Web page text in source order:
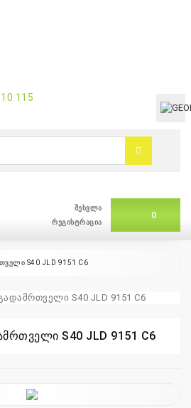
115
შესვლა
რეგისტრაცია
0
S40 JLD 9151 C6
S40 JLD 9151 C6